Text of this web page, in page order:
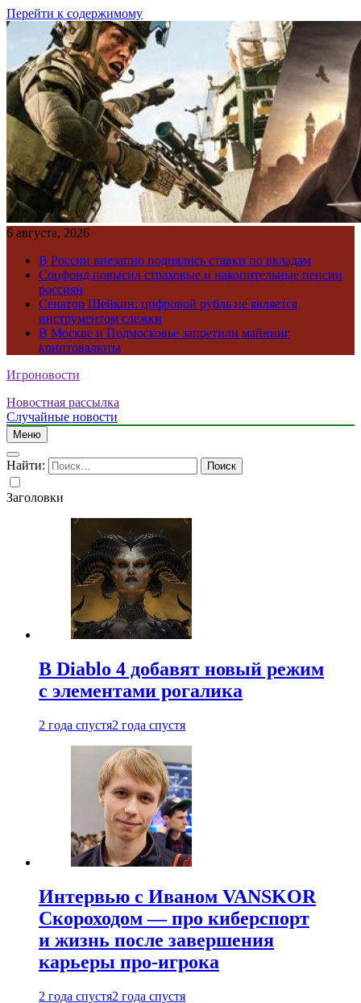
Перейти к содержимому
6 августа, 2026
В России внезапно поднялись ставки по вкладам
Соцфонд повысил страховые и накопительные пенсии
россиян
Сенатор Шейкин: цифровой рубль не является
инструментом слежки
В Москве и Подмосковье запретили майнинг
криптовалюты
Игроновости
Новостная рассылка
Случайные новости
Меню
Найти:
Заголовки
В Diablo 4 добавят новый режим
с элементами рогалика
2 года спустя2 года спустя
Интервью с Иваном VANSKOR
Скороходом — про киберспорт
и жизнь после завершения
карьеры про-игрока
2 года спустя2 года спустя